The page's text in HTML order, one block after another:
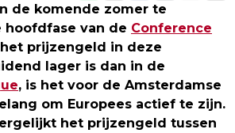
de komende zomer te
hoofdfase van de Conference
prijzengeld in deze
lager is dan in de
, is het voor de Amsterdamse
om Europees actief te zijn.
het prijzengeld tussen